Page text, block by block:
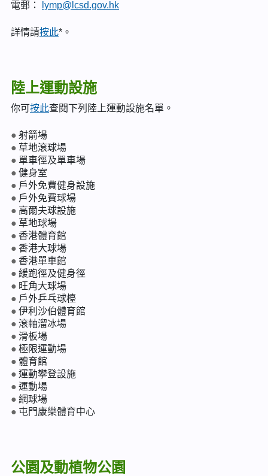
電郵： lymp@lcsd.gov.hk
詳情請按此*。
陸上運動設施
你可按此查閱下列陸上運動設施名單。
射箭場
草地滾球場
單車徑及單車場
健身室
戶外免費健身設施
戶外免費球場
高爾夫球設施
草地球場
香港體育館
香港大球場
香港單車館
緩跑徑及健身徑
旺角大球場
戶外乒乓球檯
伊利沙伯體育館
滾軸溜冰場
滑板場
極限運動場
體育館
運動攀登設施
運動場
網球場
屯門康樂體育中心
公園及動植物公園